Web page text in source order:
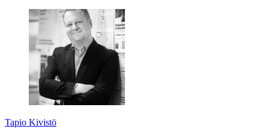
Tapio Kivistö